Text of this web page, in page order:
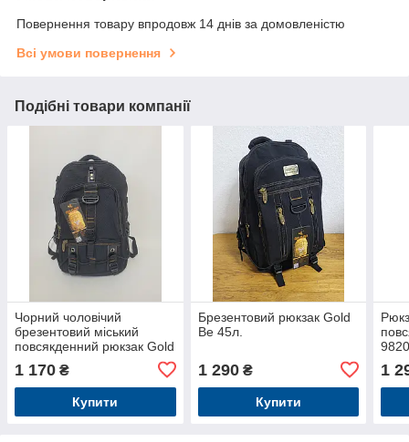
Повернення товару впродовж 14 днів за домовленістю
Всі умови повернення
Подібні товари компанії
Чорний чоловічий
брезентовий міський
повсякденний рюкзак Gold
1 170 ₴
Купити
Брезентовий рюкзак Gold
Be 45л.
1 290₴
Купити
1